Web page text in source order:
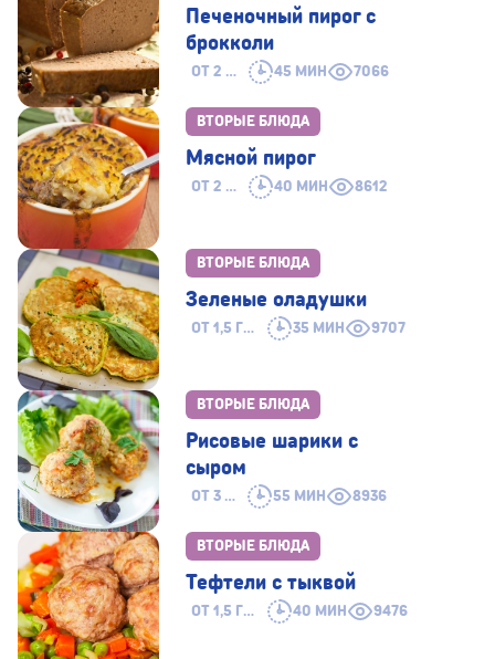
ОТ 2 ЛЕТ 45 МИН 7066
Печеночный пирог с
брокколи
ВТОРЫЕ БЛЮДА
ОТ 2 ЛЕТ 40 МИН 8612
Мясной пирог
ВТОРЫЕ БЛЮДА
ОТ 1,5 ГОДА 35 МИН 9707
Зеленые оладушки
ВТОРЫЕ БЛЮДА
ОТ 3 ЛЕТ 55 МИН 8936
Рисовые шарики с
сыром
ВТОРЫЕ БЛЮДА
ОТ 1,5 ГОДА 40 МИН 9476
Тефтели с тыквой